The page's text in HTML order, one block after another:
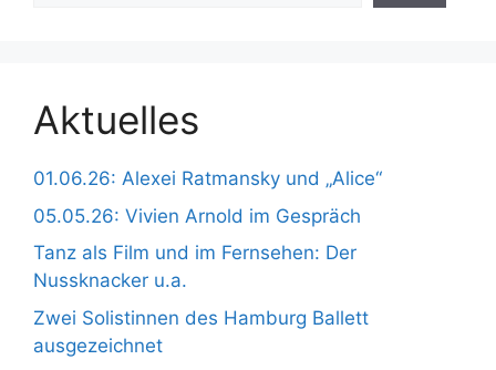
Aktuelles
01.06.26: Alexei Ratmansky und „Alice“
05.05.26: Vivien Arnold im Gespräch
Tanz als Film und im Fernsehen: Der
Nussknacker u.a.
Zwei Solistinnen des Hamburg Ballett
ausgezeichnet